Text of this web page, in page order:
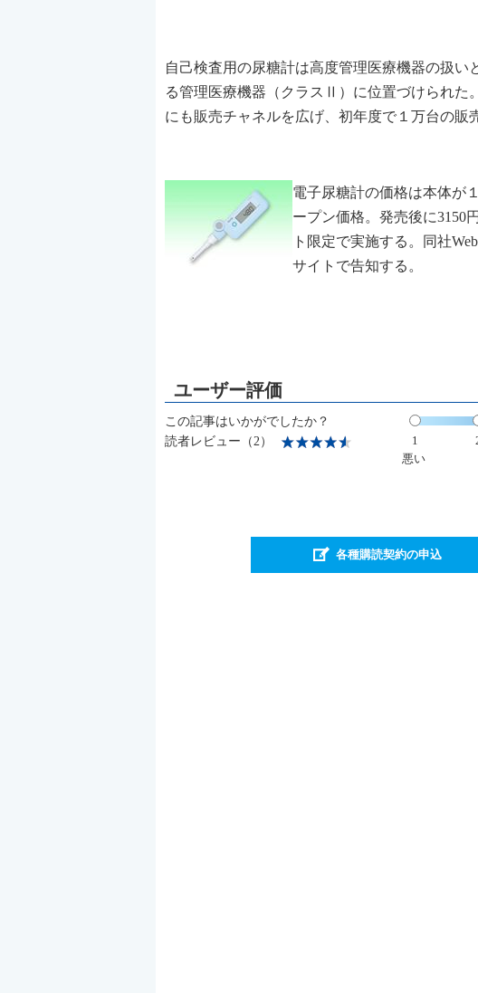
自己検査用の尿糖計は高度管理医療機器の扱
る管理医療機器（クラスⅡ）に位置づけられた
にも販売チャネルを広げ、初年度で１万台の販
電子尿糖計の価格は本体が
ープン価格。発売後に3150
ト限定で実施する。同社
サイトで告知する。
この記事はいかがでしたか？
読者レビュー（2）
1
悪い
各種購読契約の申込